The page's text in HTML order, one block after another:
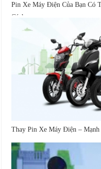
Pin Xe Máy Điện Của Bạn Có
Cách...
Thay Pin Xe Máy Điện –